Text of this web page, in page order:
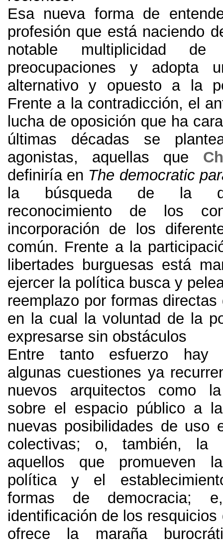
Esa nueva forma de
profesión que está naciendo
notable multiplicidad
preocupaciones y adopta
alternativo y opuesto a la
Frente a la contradicción, el
lucha de oposición que ha
últimas décadas se
agonistas, aquellas que
definiría en The democratic
la búsqueda de la
reconocimiento de los
incorporación de los
común. Frente a la
libertades burguesas está
ejercer la política busca y
reemplazo por formas
en la cual la voluntad de la
expresarse sin obstáculos
Entre tanto esfuerzo hay
algunas cuestiones ya
nuevos arquitectos como
sobre el espacio público a
nuevas posibilidades de uso
colectivas; o, también,
la
aquellos que promueven
política y el
formas de democracia; e
identificación de los resquicios
ofrece la maraña